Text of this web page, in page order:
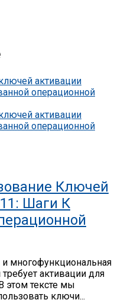
Ключей
Шаги К
многофункциональная
активации для
этом тексте мы
ключи...